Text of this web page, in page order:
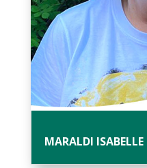
MARALDI ISABELLE